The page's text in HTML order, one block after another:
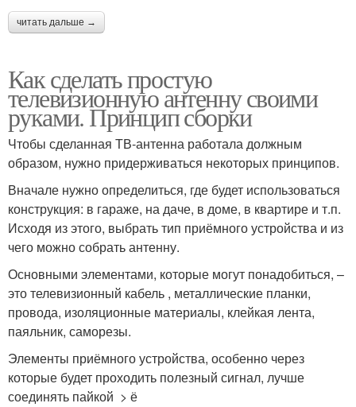
читать дальше →
Как сделать простую
телевизионную антенну своими
руками. Принцип сборки
Чтобы сделанная ТВ-антенна работала должным
образом, нужно придерживаться некоторых принципов.
Вначале нужно определиться, где будет использоваться
конструкция: в гараже, на даче, в доме, в квартире и т.п.
Исходя из этого, выбрать тип приёмного устройства и из
чего можно собрать антенну.
Основными элементами, которые могут понадобиться, –
это телевизионный кабель , металлические планки,
провода, изоляционные материалы, клейкая лента,
паяльник, саморезы.
Элементы приёмного устройства, особенно через
которые будет проходить полезный сигнал, лучше
соединять пайкой > ё